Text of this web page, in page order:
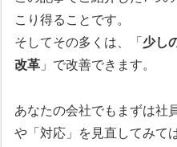
こり得ることです。
そしてその多くは、「 少し
改革 」で改善できます。
あなたの会社でもまずは社
や「対応」を見直してみ